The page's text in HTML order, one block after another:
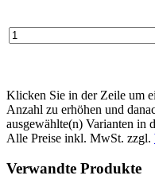
Klicken Sie in der Zeile um
Anzahl zu erhöhen und
ausgewählte(n) Varianten in
Alle Preise inkl. MwSt. zzgl.
Verwandte Produkte